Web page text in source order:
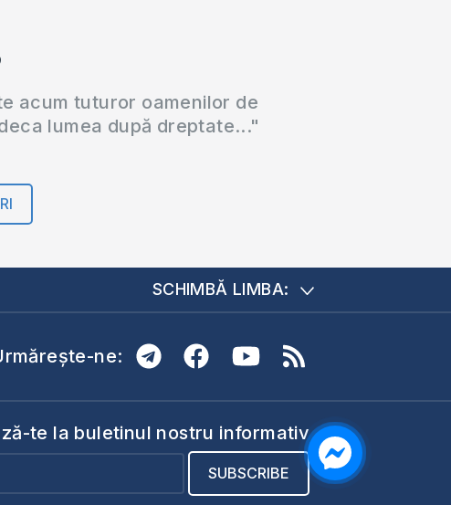
acum tuturor oamenilor de
lumea după dreptate..."
SCHIMBĂ LIMBA:
ne:
te la buletinul nostru informativ